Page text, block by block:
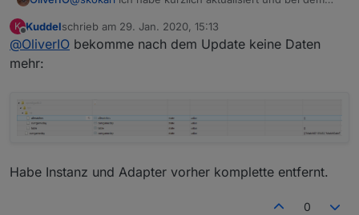
drüber).
Bitte widgets und Instanz entfernen, neu hinzufügen,
K
Offline
Kuddelschrieb am 29. Jan. 2020, 15:13
zuletzt editiert von
@OliverIO bekomme nach dem Update keine Daten
mehr:
Habe Instanz und Adapter vorher komplette entfernt.
0